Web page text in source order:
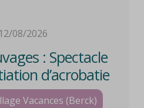
08/2026
: Spectacle
d’acrobatie
Parkour
Vacances (Berck)